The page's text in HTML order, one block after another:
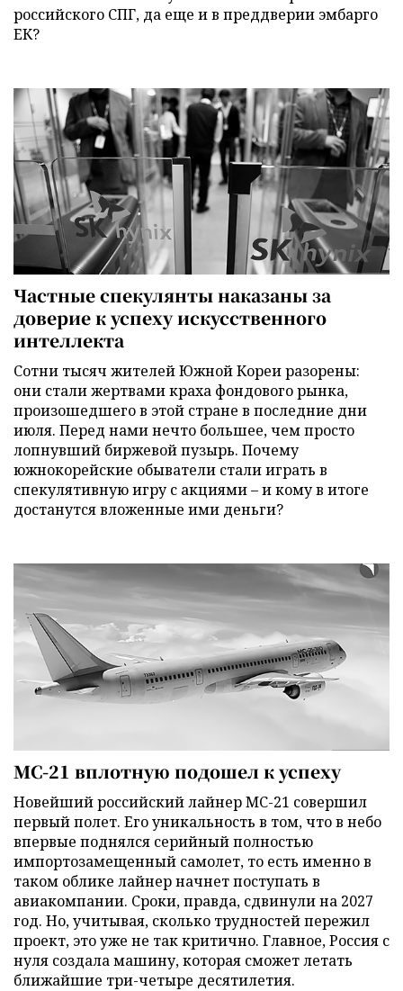
российского СПГ, да еще и в преддверии эмбарго
ЕК?
Частные спекулянты наказаны за
доверие к успеху искусственного
интеллекта
Сотни тысяч жителей Южной Кореи разорены:
они стали жертвами краха фондового рынка,
произошедшего в этой стране в последние дни
июля. Перед нами нечто большее, чем просто
лопнувший биржевой пузырь. Почему
южнокорейские обыватели стали играть в
спекулятивную игру с акциями – и кому в итоге
достанутся вложенные ими деньги?
МС-21 вплотную подошел к успеху
Новейший российский лайнер МС-21 совершил
первый полет. Его уникальность в том, что в небо
впервые поднялся серийный полностью
импортозамещенный самолет, то есть именно в
таком облике лайнер начнет поступать в
авиакомпании. Сроки, правда, сдвинули на 2027
год. Но, учитывая, сколько трудностей пережил
проект, это уже не так критично. Главное, Россия с
нуля создала машину, которая сможет летать
ближайшие три-четыре десятилетия.